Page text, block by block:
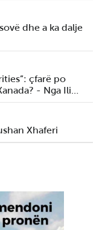
dhe a ka dalje
çfarë po
- Nga Ili…
Xhaferi